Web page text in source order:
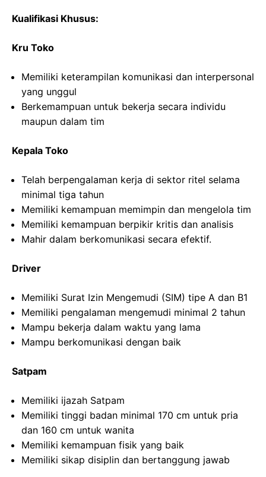
Kualifikasi Khusus:
Kru Toko
Memiliki keterampilan komunikasi dan interpersonal
yang unggul
Berkemampuan untuk bekerja secara individu
maupun dalam tim
Kepala Toko
Telah berpengalaman kerja di sektor ritel selama
minimal tiga tahun
Memiliki kemampuan memimpin dan mengelola tim
Memiliki kemampuan berpikir kritis dan analisis
Mahir dalam berkomunikasi secara efektif.
Driver
Memiliki Surat Izin Mengemudi (SIM) tipe A dan B1
Memiliki pengalaman mengemudi minimal 2 tahun
Mampu bekerja dalam waktu yang lama
Mampu berkomunikasi dengan baik
Satpam
Memiliki ijazah Satpam
Memiliki tinggi badan minimal 170 cm untuk pria
dan 160 cm untuk wanita
Memiliki kemampuan fisik yang baik
Memiliki sikap disiplin dan bertanggung jawab